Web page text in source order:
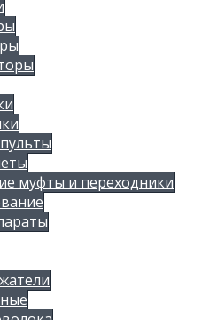
муфты и переходники